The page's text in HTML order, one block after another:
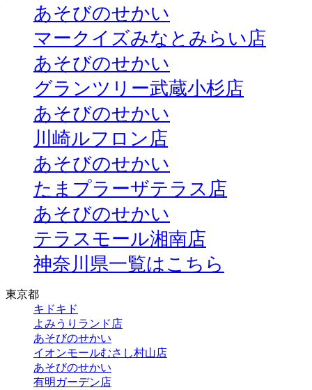
あそびのせかい
マークイズみなとみらい店
あそびのせかい
グランツリー武蔵小杉店
あそびのせかい
川崎ルフロン店
あそびのせかい
たまプラーザテラス店
あそびのせかい
テラスモール湘南店
神奈川県一覧はこちら
東京都
キドキド
よみうりランド店
あそびのせかい
イオンモールむさし村山店
あそびのせかい
有明ガーデン店